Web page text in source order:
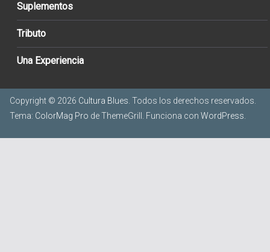
Suplementos
Tributo
Una Experiencia
Copyright © 2026 Cultura Blues. Todos los derechos reservados.
Tema: ColorMag Pro de ThemeGrill. Funciona con WordPress.